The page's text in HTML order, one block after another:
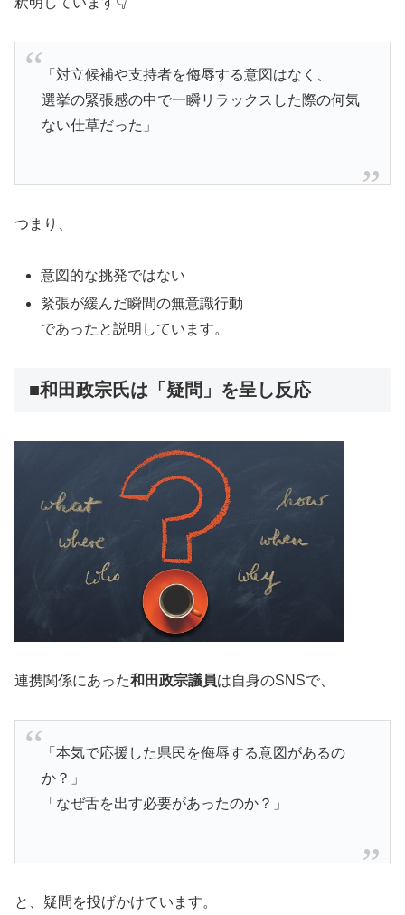
「対立候補や支持者を侮辱する意図はなく、
選挙の緊張感の中で一瞬リラックスした際の何気
ない仕草だった」
つまり、
意図的な挑発ではない
緊張が緩んだ瞬間の無意識行動
であったと説明しています。
■和田政宗氏は「疑問」を呈し反応
連携関係にあった和田政宗議員は自身のSNSで、
「本気で応援した県民を侮辱する意図があるの
か？」
「なぜ舌を出す必要があったのか？」
と、疑問を投げかけています。